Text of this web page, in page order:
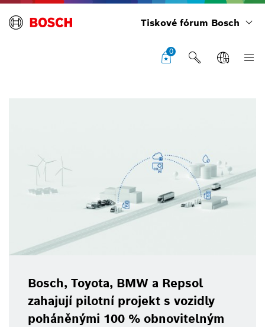
Tiskové fórum Bosch
0
Bosch, Toyota, BMW a Repsol
zahajují pilotní projekt s vozidly
poháněnými 100 % obnovitelným